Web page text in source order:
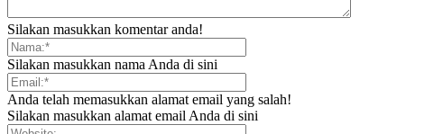
Silakan masukkan komentar anda!
Silakan masukkan nama Anda di sini
Anda telah memasukkan alamat email yang salah!
Silakan masukkan alamat email Anda di sini